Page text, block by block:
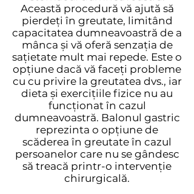
Această procedură vă ajută să
pierdeți în greutate, limitând
capacitatea dumneavoastră de a
mânca și vă oferă senzația de
sațietate mult mai repede. Este o
opțiune dacă vă faceți probleme
cu cu privire la greutatea dvs., iar
dieta și exercițiile fizice nu au
funcționat în cazul
dumneavoastră. Balonul gastric
reprezinta o opțiune de
scăderea în greutate în cazul
persoanelor care nu se gândesc
să treacă printr-o intervenție
chirurgicală.